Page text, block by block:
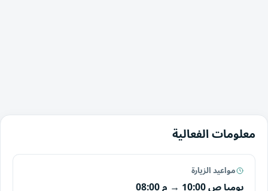
معلومات الفعالية
مواعيد الزيارة